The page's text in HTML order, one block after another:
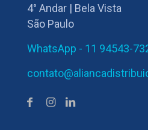
4° Andar | Bela Vista
São Paulo
WhatsApp - 11 94543-